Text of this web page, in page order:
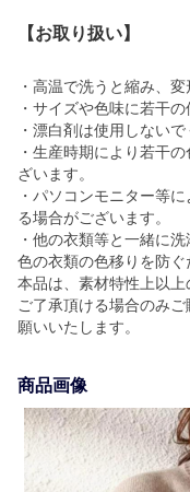
【お取り扱い】
・高温で洗うと縮み、
・サイズや色味に若干
・漂白剤は使用しないで
・生産時期により若干
ざいます。
・パソコンモニター等
る場合がございます。
・他の衣類等と一緒に
色の衣類の色移りを防ぐ
本品は、素材特性上以上
ご了承頂ける場合のみ
願いいたします。
商品画像